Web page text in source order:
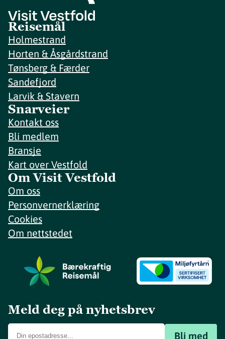
Reisemål
Holmestrand
Horten & Åsgårdstrand
Tønsberg & Færder
Sandefjord
Larvik & Stavern
Snarveier
Kontakt oss
Bli medlem
Bransje
Kart over Vestfold
Om Visit Vestfold
Om oss
Personvernerklæring
Cookies
Om nettstedet
Meld deg på nyhetsbrev
Bli med